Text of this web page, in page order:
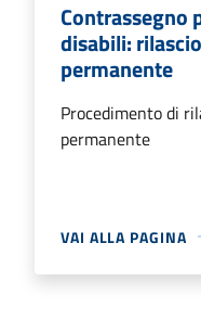
Contrassegno
disabili:
permanente
Procedimento di
permanente
VAI ALLA PAGINA